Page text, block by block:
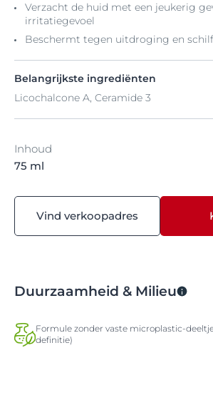
Verzacht de huid met een jeukerig
irritatiegevoel
Beschermt tegen uitdroging en
Belangrijkste ingrediënten
Licochalcone A, Ceramide 3
Inhoud
75 ml
Vind verkoopadres
Duurzaamheid & Milieu
Formule zonder vaste microplastic-
definitie)